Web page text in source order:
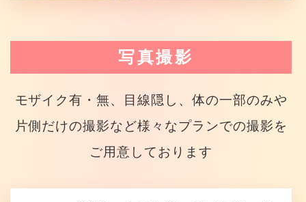
写真撮影
モザイク有・無、目線隠し、体の一部のみや
片側だけの撮影など様々なプランでの撮影を
ご用意しております